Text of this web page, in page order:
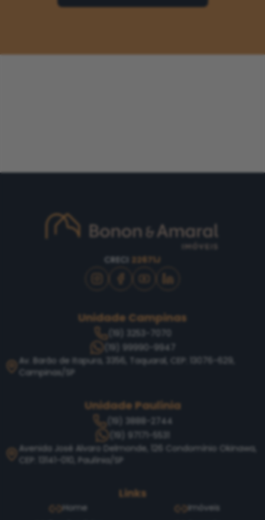
CRECI 22671J
Unidade Campinas
(19) 3253-7070
(19) 99990-9947
Av. Barão de Itapura, 3356, Taquaral, CEP: 13076-629,
Campinas/SP
Unidade Paulínia
(19) 3888-2744
(19) 97171-5531
Avenida José Alvaro Delmonde, 126 Condomínio Okinawa,
CEP: 13141-010, Paulínia/SP
Links
Home
Imóveis